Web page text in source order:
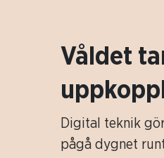
Våldet
Digital teknik
pågå dygnet